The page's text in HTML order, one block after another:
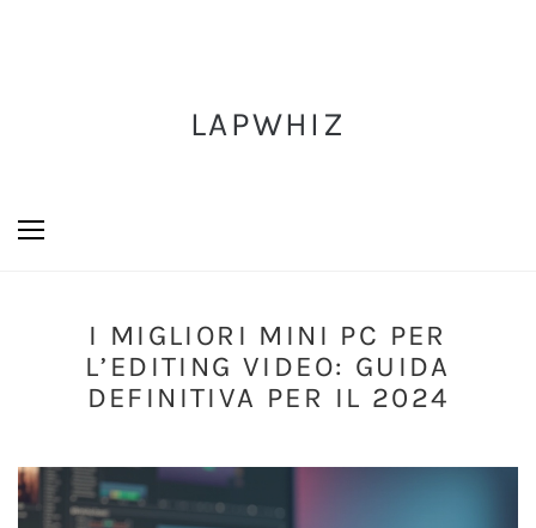
LAPWHIZ
I MIGLIORI MINI PC PER
L’EDITING VIDEO: GUIDA
DEFINITIVA PER IL 2024